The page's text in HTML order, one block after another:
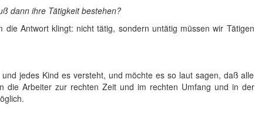
dann ihre Tätigkeit bestehen?
Antwort klingt: nicht tätig, sondern untätig müssen wir Tätigen
jedes Kind es versteht, und möchte es so laut sagen, daß alle
die Arbeiter zur rechten Zeit und im rechten Umfang und in der